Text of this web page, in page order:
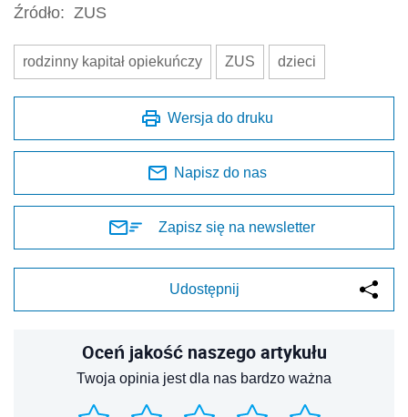
Źródło: ZUS
rodzinny kapitał opiekuńczy ZUS dzieci
Wersja do druku
Napisz do nas
Zapisz się na newsletter
Udostępnij
Oceń jakość naszego artykułu
Twoja opinia jest dla nas bardzo ważna